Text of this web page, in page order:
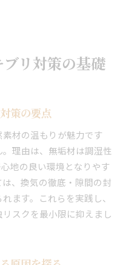
リ対策の基礎
策の要点
材の温もりが魅力です
理由は、無垢材は調湿性
地の良い環境となりやす
、換気の徹底・隙間の封
ます。これらを実践し、
スクを最小限に抑えまし